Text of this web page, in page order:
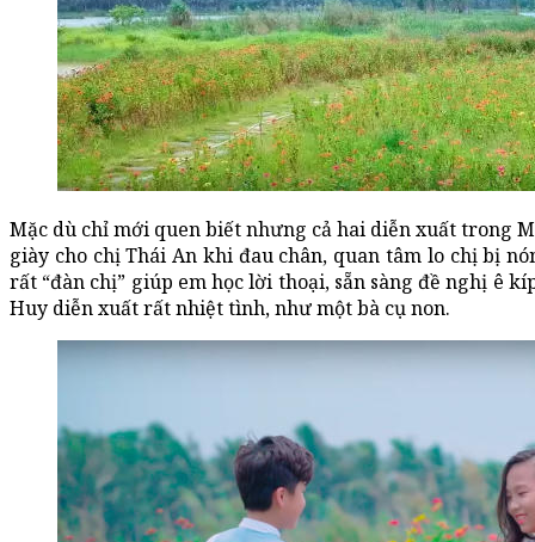
Mặc dù chỉ mới quen biết nhưng cả hai diễn xuất trong
giày cho chị Thái An khi đau chân, quan tâm lo chị bị
rất “đàn chị” giúp em học lời thoại, sẵn sàng đề nghị ê
Huy diễn xuất rất nhiệt tình, như một bà cụ non.